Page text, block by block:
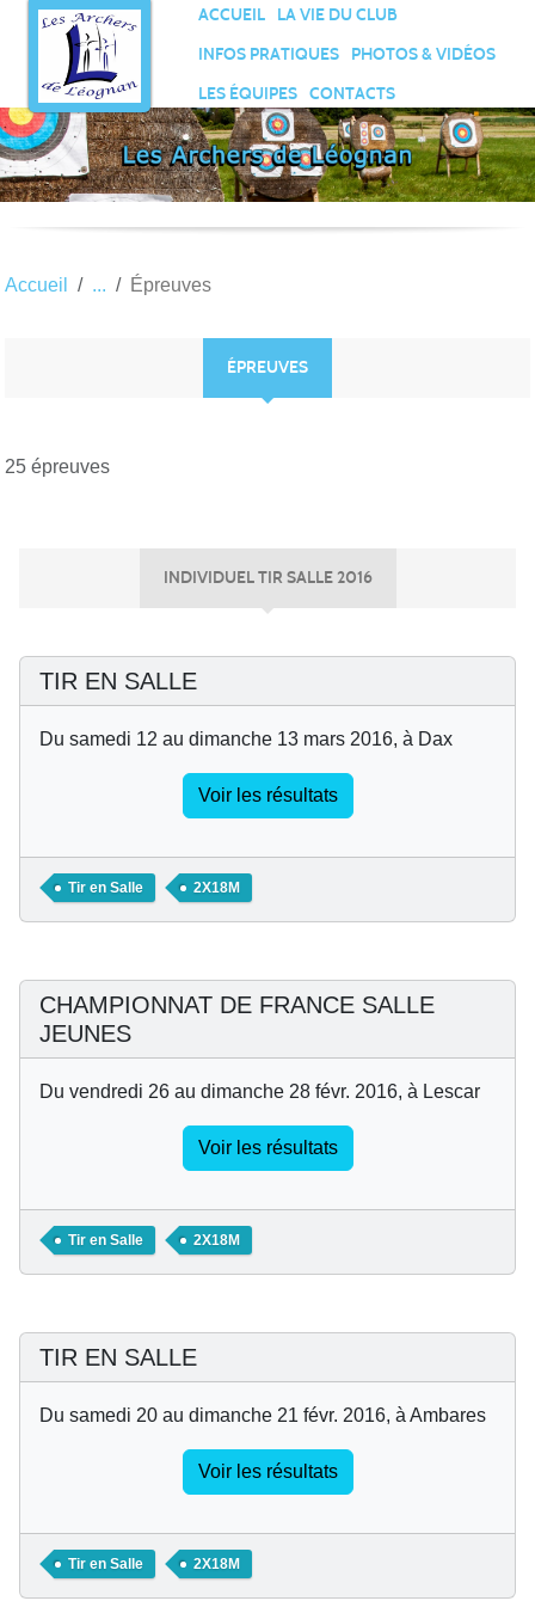
ACCUEIL
LA VIE DU CLUB
INFOS PRATIQUES
PHOTOS & VIDÉOS
LES ÉQUIPES
CONTACTS
Accueil Épreuves
ÉPREUVES
25 épreuves
INDIVIDUEL TIR SALLE 2016
TIR EN SALLE
Du samedi 12 au dimanche 13 mars 2016, à Dax
Voir les résultats
Tir en Salle 2X18M
CHAMPIONNAT DE FRANCE SALLE
JEUNES
Du vendredi 26 au dimanche 28 févr. 2016, à Lescar
Voir les résultats
Tir en Salle 2X18M
TIR EN SALLE
Du samedi 20 au dimanche 21 févr. 2016, à Ambares
Voir les résultats
Tir en Salle 2X18M
Panneau de gestion des cookies